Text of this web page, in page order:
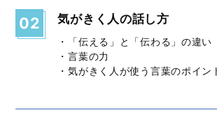
02 気がきく人の話し方
・「伝える」と「伝わる」の違い
・言葉の力
・気がきく人が使う言葉のポイン